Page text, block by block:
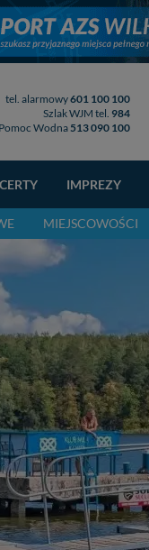
tel. alarmowy601 100 100
Szlak WJM tel. 984
Pomoc Wodna 513 090 100
IMPREZY
MIEJSCOWOŚCI